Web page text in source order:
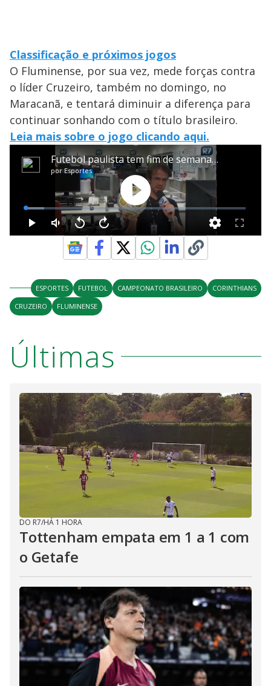
Classificação e próximos jogos
O Fluminense, por sua vez, mede forças contra
o líder Cruzeiro, também no domingo, no
Maracanã, e tentará diminuir a diferença para
continuar sonhando com o título brasileiro.
Leia mais sobre o jogo clicando aqui.
ESPORTES FUTEBOL CAMPEONATO BRASILEIRO
CORINTHIANS
CRUZEIRO
FLUMINENSE
Últimas
DO R7/HÁ 1 HORA
Tottenham empata em 1 a 1 com
o Getafe